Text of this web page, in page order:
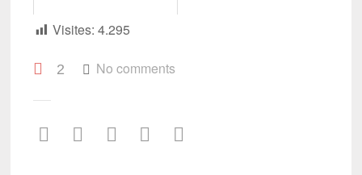
Visites: 4.295
2 No comments